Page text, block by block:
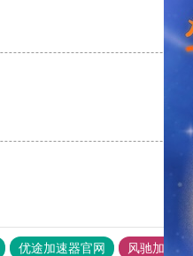
优途加速器官网 风驰加速器